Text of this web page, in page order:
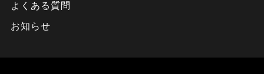
よくある質問
お知らせ